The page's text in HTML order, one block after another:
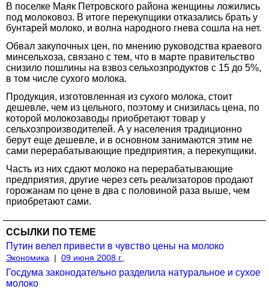
В поселке Маяк Петровского района женщины ложились
под молоковоз. В итоге перекупщики отказались брать у
бунтарей молоко, и волна народного гнева сошла на нет.
Обвал закупочных цен, по мнению руководства краевого
минсельхоза, связано с тем, что в марте правительство
снизило пошлины на взвоз сельхозпродуктов с 15 до 5%,
в том числе сухого молока.
Продукция, изготовленная из сухого молока, стоит
дешевле, чем из цельного, поэтому и снизилась цена, по
которой молокозаводы приобретают товар у
сельхозпроизводителей. А у населения традиционно
берут еще дешевле, и в основном занимаются этим не
сами перерабатывающие предприятия, а перекупщики.
Часть из них сдают молоко на перерабатывающие
предприятия, другие через сеть реализаторов продают
горожанам по цене в два с половиной раза выше, чем
приобретают сами.
ССЫЛКИ ПО ТЕМЕ
Путин велел привести в чувство цены на молоко
Экономика | 09 июня 2008 г.,
Госдума законодательно разделила натуральное и сухое
молоко